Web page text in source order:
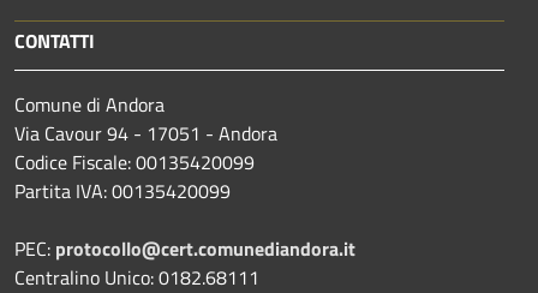
CONTATTI
Comune di Andora
Via Cavour 94 - 17051 - Andora
Codice Fiscale: 00135420099
Partita IVA: 00135420099
PEC: protocollo@cert.comunediandora.it
Centralino Unico: 0182.68111